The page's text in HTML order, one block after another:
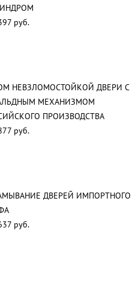
руб.
НЕВЗЛОМОСТОЙКОЙ ДВЕРИ С
МЕХАНИЗМОМ
ПРОИЗВОДСТВА
руб.
ДВЕРЕЙ ИМПОРТНОГО
руб.